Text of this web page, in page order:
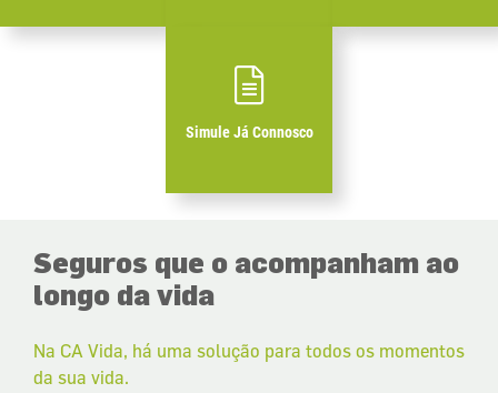
Simule Já Connosco
Seguros que o acompanham ao
longo da vida
Na CA Vida, há uma solução para todos os momentos
da sua vida.